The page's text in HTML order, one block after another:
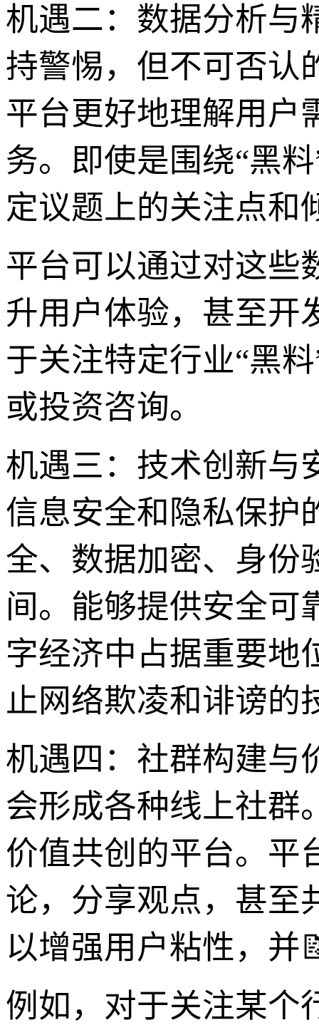
机遇二：数据分析与
持警惕，但不可否认
平台更好地理解用户
务。即使是围绕“黑
定议题上的关注点和
平台可以通过对这些
升用户体验，甚至开
于关注特定行业“黑
或投资咨询。
机遇三：技术创新与
信息安全和隐私保护
全、数据加密、身份
间。能够提供安全可
字经济中占据重要地
止网络欺凌和诽谤的
机遇四：社群构建与
会形成各种线上社群
价值共创的平台。平
论，分享观点，甚至
以增强用户粘性，并
例如，对于关注某个